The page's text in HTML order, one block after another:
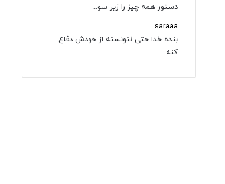
دستور همه چیز را زیر سو...
saraaa
بنده خدا حتی نتونسته از خودش دفاع
کنه......